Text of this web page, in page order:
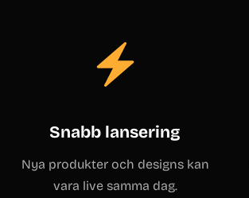
Snabb lansering
Nya produkter och designs kan
vara live samma dag.